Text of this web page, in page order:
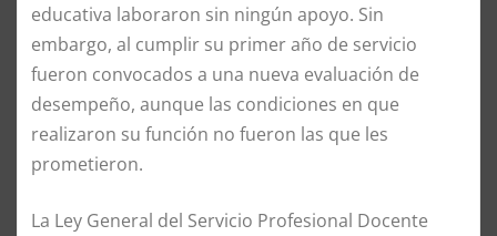
educativa laboraron sin ningún apoyo. Sin
embargo, al cumplir su primer año de servicio
fueron convocados a una nueva evaluación de
desempeño, aunque las condiciones en que
realizaron su función no fueron las que les
prometieron.
La Ley General del Servicio Profesional Docente